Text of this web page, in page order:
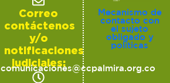
Correo
contáctenos
y/o
notificaciones
judiciales:
comunicaciones@ccpalmira.org.co
Mecanismo de
contacto con
el sujeto
obligado y
políticas